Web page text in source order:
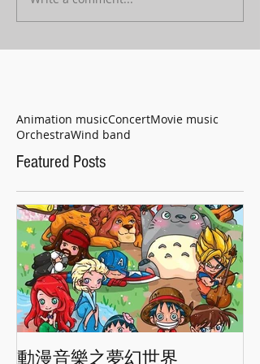
Animation musicConcertMovie music
OrchestraWind band
Featured Posts
動漫音樂之夢幻世界